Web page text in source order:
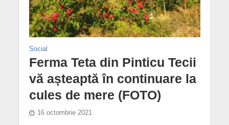
Social
Ferma Teta din Pinticu Tecii
vă așteaptă în continuare la
cules de mere (FOTO)
16 octombrie 2021